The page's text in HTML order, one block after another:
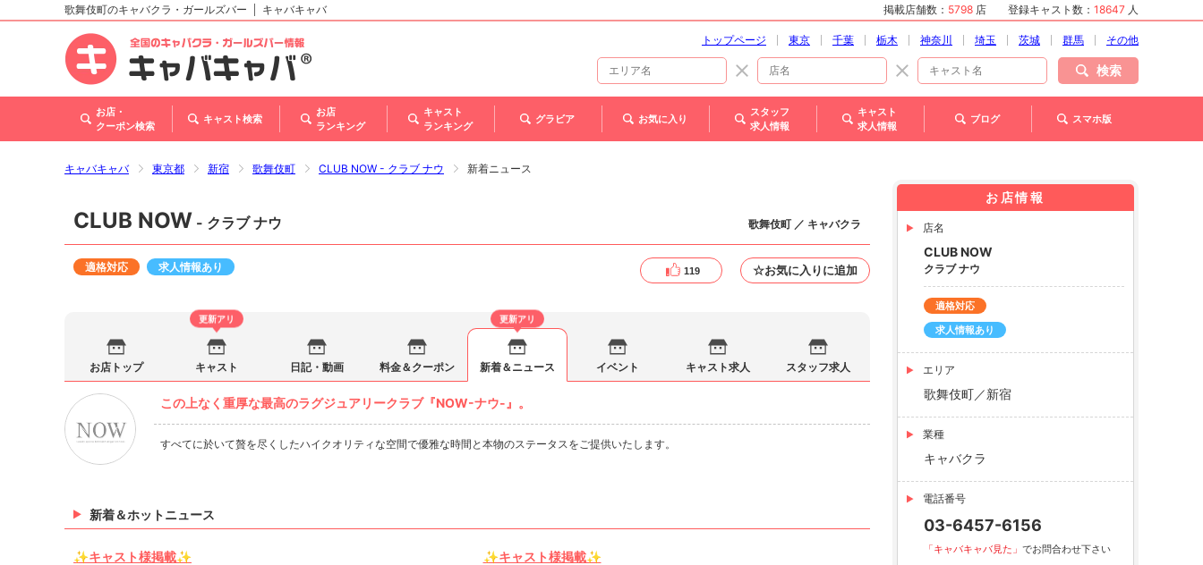
北海道
東北
甲信越・北陸
関西
歌舞伎町のキャバクラ・ガールズバー キャバキャバ 掲載店舗数： 5798 店 登録キャスト数： 18647 人
トップページ 東京 千葉 栃木 神奈川 埼玉 茨城 群馬 その他
検索
お店・
クーポン検索
キャスト検索
お店
ランキング
キャスト
ランキング
グラビア お気に入り
スタッフ
求人情報
キャスト
求人情報
ブログ スマホ版
キャバキャバ 東京都 新宿 歌舞伎町 CLUB NOW - クラブ ナウ 新着ニュース
CLUB NOW - クラブ ナウ 歌舞伎町 ／ キャバクラ
適格対応 求人情報あり 119 ☆お気に入りに追加
お店トップ
更新アリ
キャスト 日記・動画 料金＆クーポン
更新アリ
新着＆ニュース イベント キャスト求人 スタッフ求人
この上なく重厚な最高のラグジュアリークラブ『NOW-ナウ-』。
すべてに於いて贅を尽くしたハイクオリティな空間で優雅な時間と本物のステータスをご提供いたします。
新着＆ホットニュース
✨キャスト様掲載✨ ✨キャスト様掲載✨
お店情報
店名
CLUB NOW
クラブ ナウ
適格対応
求人情報あり
エリア
歌舞伎町／新宿
業種
キャバクラ
電話番号
03-6457-6156
「キャバキャバ見た」 でお問合わせ下さい